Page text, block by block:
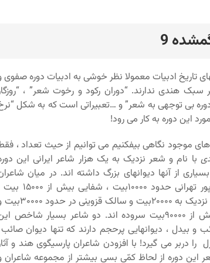
9
تاریخ ادبیات معمولا نظر خوشی به ادبیات دوره صفوی
هندی ندارند. “دوران رکود و رخوت شعر” ،
بی توجهی به شعر” و …تعبیراتی است که به شکل
این دوره به کار می رود!
های موجود نگاهی بیفکنیم می توانیم از حیث تعداد ،
با نام و شعر نزدیک به یک هزار شاعر ایرانی این
از آنها دیوانهای بزرگ داشته اند. در میان
این دوران ، شاپور تهرانی حدود ۱۰۰۰۰بیت ، شفایی بیش
اسیر شهرستانی نزدیک به ۲۰۰۰۰بیت و سالک قزوینی در
وحید قزوینی بیش از ۹۰۰۰۰بیت سروده اند. دو شاعر بسیار شاخص
و بیدل ، دیوانهایی پرحجم دارند که تنها دیوان صائب
از ۷۰۰۰ غزل را دربر می گیرد! با افزودن شاعران پارسیگوی هند و
این دوره از لحاظ کمّی بسی بیشتر از مجموعه شاعران